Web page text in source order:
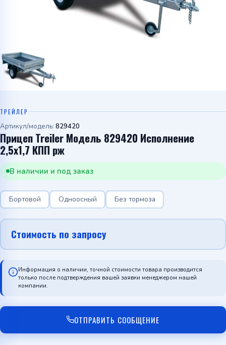
Telegram
WhatsApp
ТРЕЙЛЕР
Артикул/модель: 829420
Прицеп Treiler Модель 829420 Исполнение
2,5х1,7 КПП рж
В наличии и под заказ
Бортовой Одноосный Без тормоза
Стоимость по запросу
Информация о наличии, точной стоимости товара производится
только после подтверждения вашей заявки менеджером нашей
компании.
ОТПРАВИТЬ СООБЩЕНИЕ